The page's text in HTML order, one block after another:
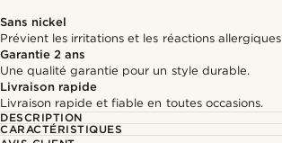
Sans nickel
Prévient les irritations et les réactions allergiques
Garantie 2 ans
Une qualité garantie pour un style durable.
Livraison rapide
Livraison rapide et fiable en toutes occasions.
DESCRIPTION
CARACTÉRISTIQUES